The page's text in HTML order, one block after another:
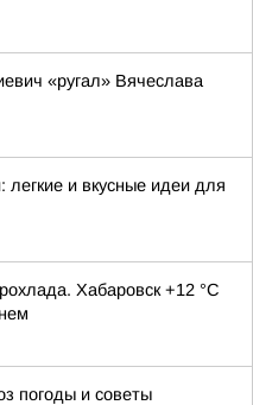
«ругал» Вячеслава
легкие и вкусные идеи для
Хабаровск +12 °C
погоды и советы